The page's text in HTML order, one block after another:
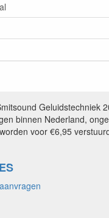
Geluidstechniek
binnen Nederland,
worden voor €6,95